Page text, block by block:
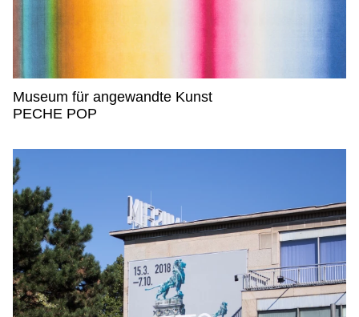
Museum für angewandte Kunst
Museum für angewandte Kunst,
PECHE POP